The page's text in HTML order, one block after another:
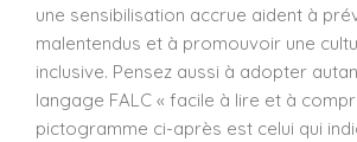
une sensibilisation accrue aident à
malentendus et à promouvoir une
inclusive. Pensez aussi à adopter
langage FALC « facile à lire et à
pictogramme ci-après est celui qui